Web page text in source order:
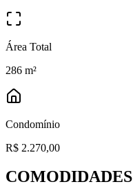
Área Total
286 m²
Condomínio
R$ 2.270,00
COMODIDADES